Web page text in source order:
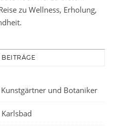
zu Wellness, Erholung,
BEITRÄGE
und Botaniker